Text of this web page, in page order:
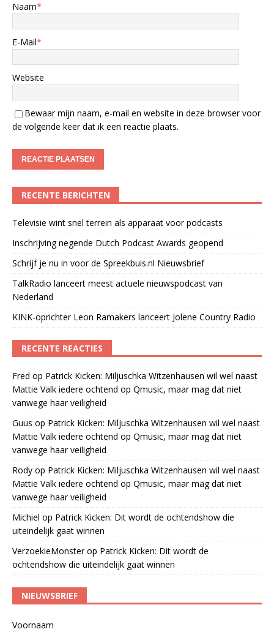
Naam*
E-Mail*
Website
Bewaar mijn naam, e-mail en website in deze browser voor
de volgende keer dat ik een reactie plaats.
RECENTE BERICHTEN
Televisie wint snel terrein als apparaat voor podcasts
Inschrijving negende Dutch Podcast Awards geopend
Schrijf je nu in voor de Spreekbuis.nl Nieuwsbrief
TalkRadio lanceert meest actuele nieuwspodcast van
Nederland
KINK-oprichter Leon Ramakers lanceert Jolene Country Radio
RECENTE REACTIES
Fred op Patrick Kicken: Miljuschka Witzenhausen wil wel naast
Mattie Valk iedere ochtend op Qmusic, maar mag dat niet
vanwege haar veiligheid
Guus op Patrick Kicken: Miljuschka Witzenhausen wil wel naast
Mattie Valk iedere ochtend op Qmusic, maar mag dat niet
vanwege haar veiligheid
Rody op Patrick Kicken: Miljuschka Witzenhausen wil wel naast
Mattie Valk iedere ochtend op Qmusic, maar mag dat niet
vanwege haar veiligheid
Michiel op Patrick Kicken: Dit wordt de ochtendshow die
uiteindelijk gaat winnen
VerzoekieMonsterop Patrick Kicken: Dit wordt de
ochtendshow die uiteindelijk gaat winnen
NIEUWSBRIEF
Voornaam